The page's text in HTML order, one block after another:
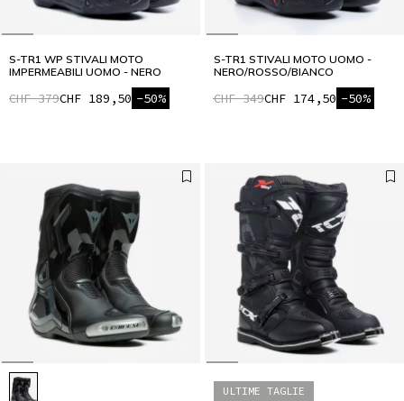
S-TR1 WP STIVALI MOTO
IMPERMEABILI UOMO - NERO
CHF 379CHF 189,50 -50%
S-TR1 STIVALI MOTO UOMO -
NERO/ROSSO/BIANCO
CHF 349CHF 174,50 -50%
ULTIME TAGLIE